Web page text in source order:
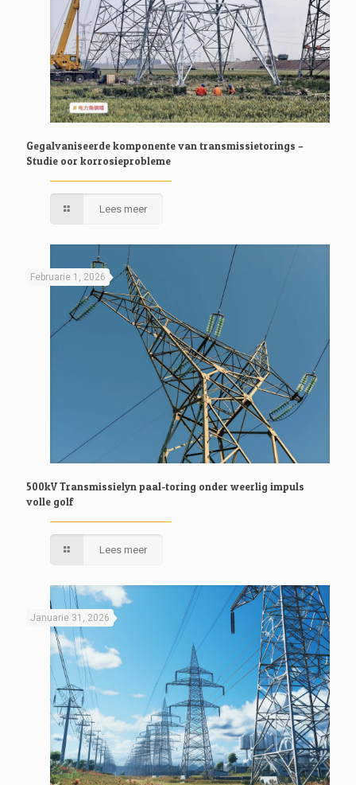
Gegalvaniseerde komponente van transmissietorings –
Studie oor korrosieprobleme
Lees meer
Februarie 1, 2026
500kV Transmissielyn paal-toring onder weerlig impuls
volle golf
Lees meer
Januarie 31, 2026